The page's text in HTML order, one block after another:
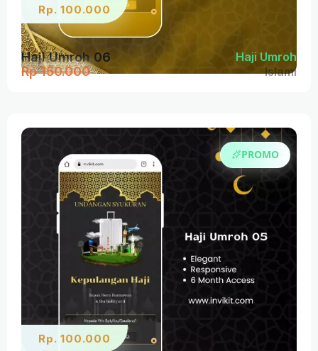
Rp. 100.000
Haji Umroh 06 Haji Umroh
Rp 150.000 Islami
PROMO
Rp. 100.000